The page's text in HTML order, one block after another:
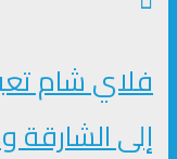
فلاي شام
إلى